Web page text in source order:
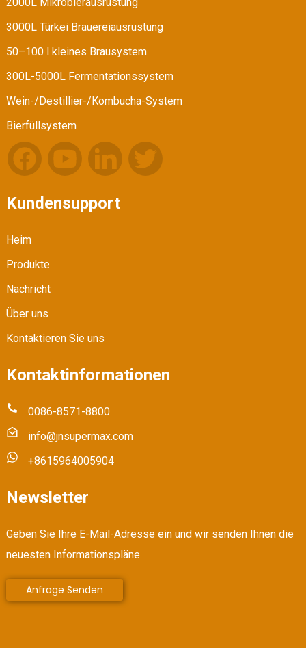
3000L Türkei Brauereiausrüstung
50–100 l kleines Brausystem
300L-5000L Fermentationssystem
Wein-/Destillier-/Kombucha-System
Bierfüllsystem
Kundensupport
Heim
Produkte
Nachricht
Über uns
Kontaktieren Sie uns
Kontaktinformationen
0086-8571-8800
info@jnsupermax.com
+8615964005904
Newsletter
Geben Sie Ihre E-Mail-Adresse ein und wir senden Ihnen die
neuesten Informationspläne.
Anfrage Senden